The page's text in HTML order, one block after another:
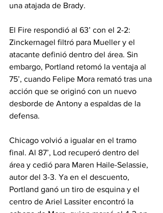
una atajada de Brady.
El Fire respondió al 63’ con el 2-2:
Zinckernagel filtró para Mueller y el
atacante definió dentro del área. Sin
embargo, Portland retomó la ventaja al
75’, cuando Felipe Mora remató tras una
acción que se originó con un nuevo
desborde de Antony a espaldas de la
defensa.
Chicago volvió a igualar en el tramo
final. Al 87’, Lod recuperó dentro del
área y cedió para Maren Haile-Selassie,
autor del 3-3. Ya en el descuento,
Portland ganó un tiro de esquina y el
centro de Ariel Lassiter encontró la